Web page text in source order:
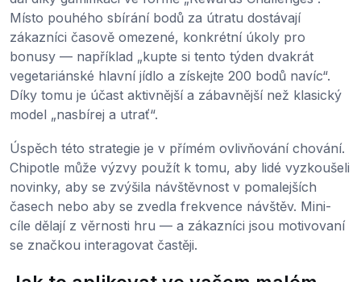
Místo pouhého sbírání bodů za útratu dostávají
zákazníci časově omezené, konkrétní úkoly pro
bonusy — například „kupte si tento týden dvakrát
vegetariánské hlavní jídlo a získejte 200 bodů navíc“.
Díky tomu je účast aktivnější a zábavnější než klasický
model „nasbírej a utrať“.
Úspěch této strategie je v přímém ovlivňování chování.
Chipotle může výzvy použít k tomu, aby lidé vyzkoušeli
novinky, aby se zvýšila návštěvnost v pomalejších
časech nebo aby se zvedla frekvence návštěv. Mini-
cíle dělají z věrnosti hru — a zákazníci jsou motivovaní
se značkou interagovat častěji.